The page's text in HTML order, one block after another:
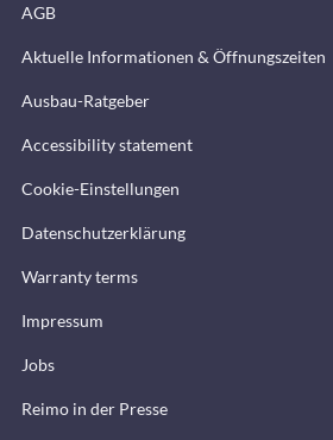
AGB
Aktuelle Informationen & Öffnungszeiten
Ausbau-Ratgeber
Accessibility statement
Cookie-Einstellungen
Datenschutzerklärung
Warranty terms
Impressum
Jobs
Reimo in der Presse